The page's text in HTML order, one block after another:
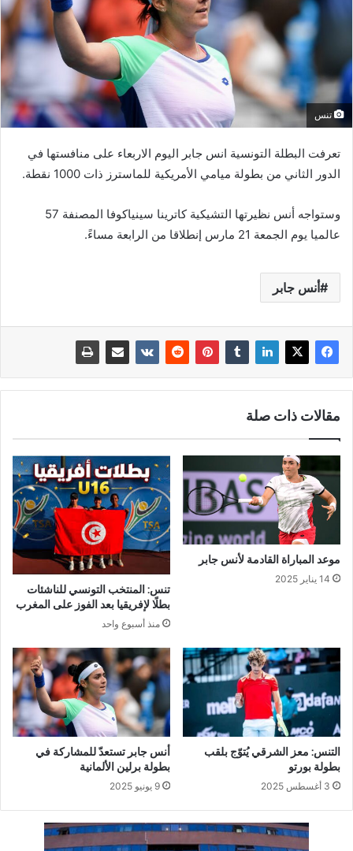
تنس
تعرفت البطلة التونسية انس جابر اليوم الاربعاء على منافستها في
الدور الثاني من بطولة ميامي الأمريكية للماسترز ذات 1000 نقطة.
وستواجه أنس نظيرتها التشيكية كاترينا سينياكوفا المصنفة 57
عالميا يوم الجمعة 21 مارس إنطلاقا من الرابعة مساءً.
أنس جابر
مقالات ذات صلة
موعد المباراة القادمة لأنس جابر
14 يناير 2025
تنس: المنتخب التونسي للناشئات
بطلًا لإفريقيا بعد الفوز على المغرب
منذ أسبوع واحد
التنس: معز الشرقي يُتوّج بلقب
بطولة بورتو
3 أغسطس 2025
أنس جابر تستعدّ للمشاركة في
بطولة برلين الألمانية
9 يونيو 2025